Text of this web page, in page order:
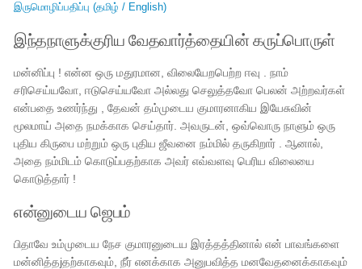
இருமொழிப்பதிப்பு (தமிழ் / English)
இந்தநாளுக்குரிய வேதவார்த்தையின் கருப்பொருள்
மன்னிப்பு ! என்ன ஒரு மதுரமான, விலையேறபெற்ற ஈவு . நாம்
சரிசெய்யவோ, ஈடுசெய்யவோ அல்லது செலுத்தவோ பெலன் அற்றவர்கள்
என்பதை உணர்ந்து , தேவன் தம்முடைய குமாரனாகிய இயேசுவின்
மூலமாய் அதை நமக்காக செய்தார். அவருடன், ஒவ்வொரு நாளும் ஒரு
புதிய கிருபை மற்றும் ஒரு புதிய ஜீவனை நம்மில் தருகிறார் . ஆனால்,
அதை நம்மிடம் கொடுப்பதற்காக அவர் எவ்வளவு பெரிய விலையை
கொடுத்தார் !
என்னுடைய ஜெபம்
பிதாவே உம்முடைய நேச குமாரனுடைய இரத்தத்தினால் என் பாவங்களை
மன்னித்தjதற்காகவும், நீர் எனக்காக அனுபவித்த மனவேதனைக்காகவும்